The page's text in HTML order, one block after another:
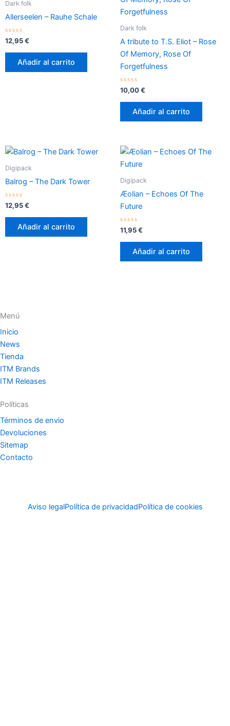
Dark folk
Allerseelen – Rauhe Schale
Valorado
con
0
12,95€
Añadir al carrito
Dark folk
A tribute to T.S. Eliot – Rose
Of Memory, Rose Of
Forgetfulness
Valorado
con
0
10,00€
Añadir al carrito
Digipack
Balrog – The Dark Tower
Valorado
con
0
12,95€
Añadir al carrito
Digipack
Æolian – Echoes Of The
Future
Valorado
con
0
11,95€
Añadir al carrito
Menú
Inicio
News
Tienda
ITM Brands
ITM Releases
Políticas
Términos de envio
Devoluciones
Sitemap
Contacto
Aviso legalPolítica de privacidadPolítica de cookies